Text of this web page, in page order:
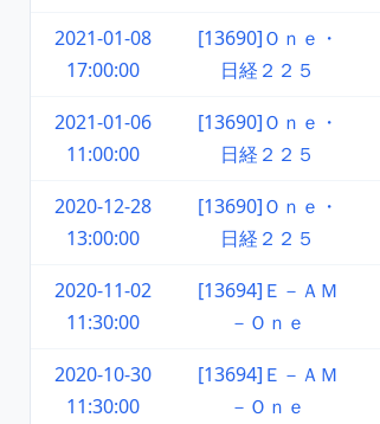
2021-01-08
17:00:00
[13690]Ｏｎｅ・
日経２２５
2021-01-06
11:00:00
[13690]Ｏｎｅ・
日経２２５
2020-12-28
13:00:00
[13690]Ｏｎｅ・
日経２２５
2020-11-02
11:30:00
[13694]Ｅ－ＡＭ
－Ｏｎｅ
2020-10-30
11:30:00
[13694]Ｅ－ＡＭ
－Ｏｎｅ